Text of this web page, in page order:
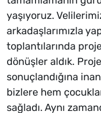
yaşıyoruz.
arkadaşlarımızla
toplantılarında
dönüşler aldık.
sonuçlandığına
bizlere hem
sağladı. Aynı